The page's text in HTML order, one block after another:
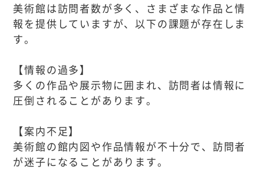
美術館は訪問者数が多く、さまざまな作品と情
報を提供していますが、以下の課題が存在しま
す。
【情報の過多】
多くの作品や展示物に囲まれ、訪問者は情報に
圧倒されることがあります。
【案内不足】
美術館の館内図や作品情報が不十分で、訪問者
が迷子になることがあります。